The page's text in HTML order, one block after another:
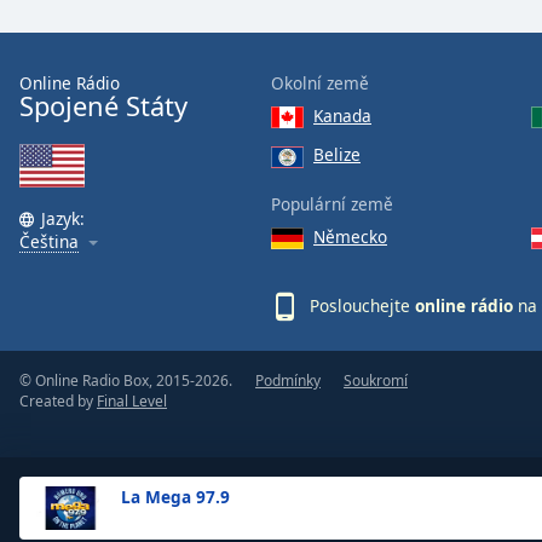
Text
Opacity
Background
La Mega 97.9
Online Rádio
Spojené Státy
Jazyk:
Čeština
Okolní země
Kanada
Belize
Populární země
Německo
Poslouchejte online rádio
© Online Radio Box, 2015-2026.
Created by Final Level
Podmínky Soukromí